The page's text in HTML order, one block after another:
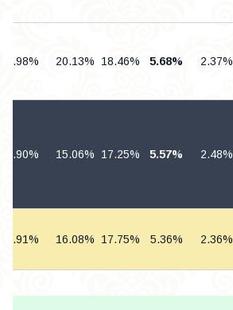
2.37%
5.68%
18.46%
20.13%
0.98%
2.48%
5.57%
17.25%
15.06%
0.90%
2.36%
5.36%
17.75%
16.08%
0.91%